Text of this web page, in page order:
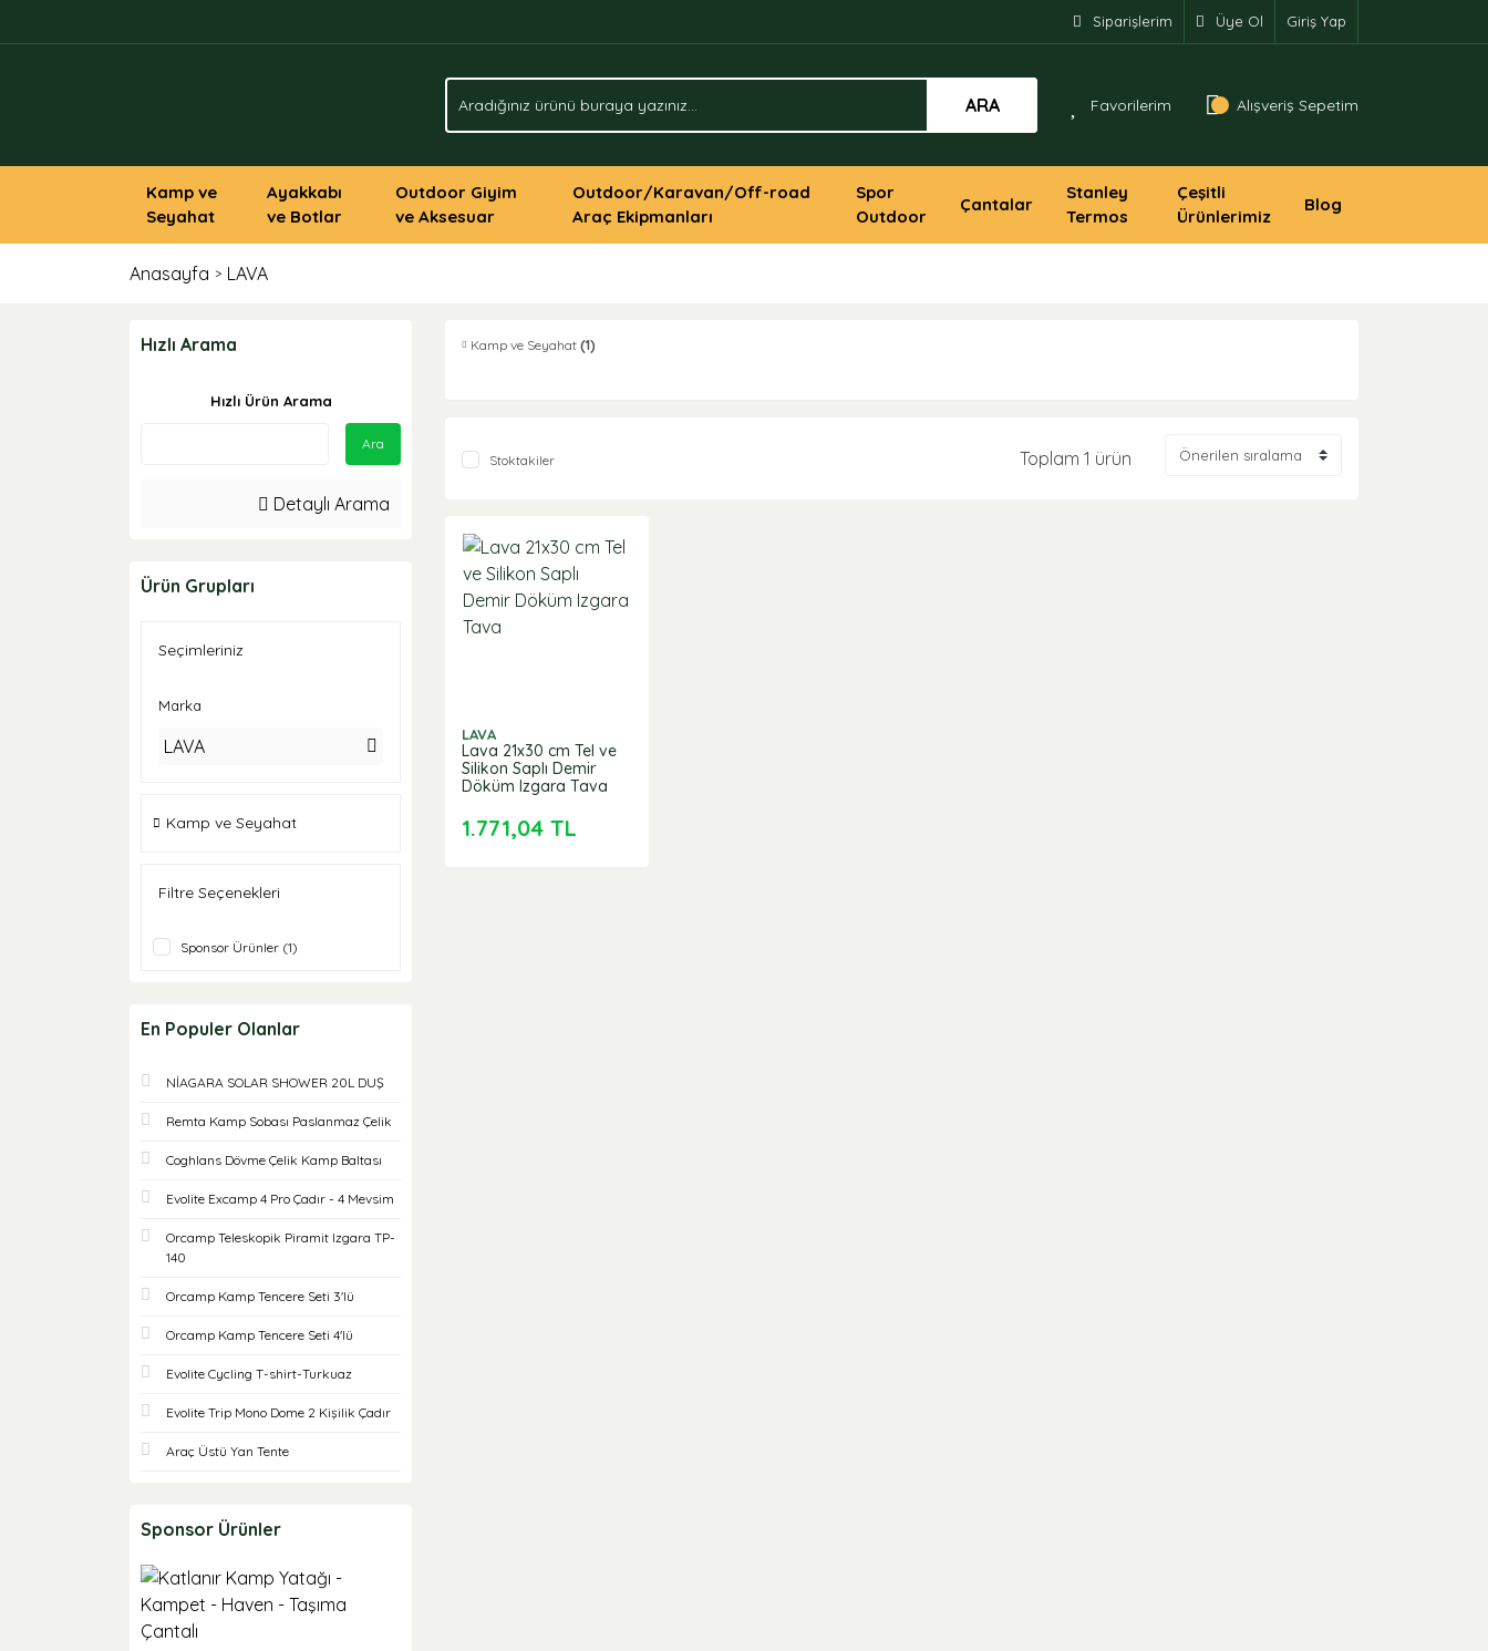
Siparişlerim Üye Ol Giriş Yap
ARA Favorilerim Alışveriş Sepetim
Kamp ve
Seyahat
Ayakkabı
ve Botlar
Outdoor Giyim
ve Aksesuar
Outdoor/Karavan/Off-road
Araç Ekipmanları
Spor
Outdoor
Çantalar
Stanley
Termos
Çeşitli
Ürünlerimiz
Blog
Anasayfa LAVA
Hızlı Arama
Hızlı Ürün Arama
Ara
Detaylı Arama
Ürün Grupları
Seçimleriniz
Marka
LAVA
Kamp ve Seyahat
Filtre Seçenekleri
Sponsor Ürünler (1)
En Populer Olanlar
NİAGARA SOLAR SHOWER 20L DUŞ
Remta Kamp Sobası Paslanmaz Çelik
Coghlans Dövme Çelik Kamp Baltası
Evolite Excamp 4 Pro Çadır - 4 Mevsim
Orcamp Teleskopik Piramit Izgara TP-
140
Orcamp Kamp Tencere Seti 3'lü
Orcamp Kamp Tencere Seti 4'lü
Evolite Cycling T-shirt-Turkuaz
Evolite Trip Mono Dome 2 Kişilik Çadır
Araç Üstü Yan Tente
Sponsor Ürünler
Kamp ve Seyahat (1)
Stoktakiler Toplam 1 ürün
LAVA
Lava 21x30 cm Tel ve
Silikon Saplı Demir
Döküm Izgara Tava
1.771,04 TL